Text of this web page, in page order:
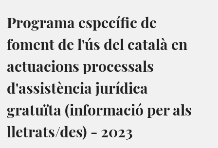
Programa específic de
foment de l'ús del català en
actuacions processals
d'assistència jurídica
gratuïta (informació per als
lletrats/des) - 2023